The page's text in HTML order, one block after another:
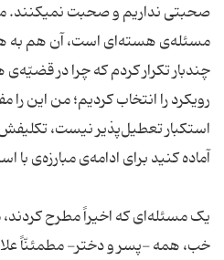
صحبتی نداریم و صحبت نمیکنند.
مسئله‌ی هسته‌ای است، آن هم به
چندبار تکرار کردم که چرا در
رویکرد را انتخاب کردیم؛ من این
استکبار تعطیل‌پذیر نیست،
آماده کنید برای ادامه‌ی مبارزه‌ی با
یک مسئله‌ای که اخیراً مطرح کردند،
خب، همه -پسر و دختر- مطمئنّاً